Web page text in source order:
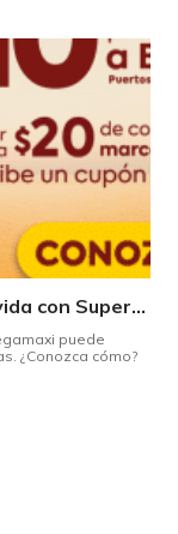
¡Embárquese en la aventura de su vida con Supermaxi!
puede
¿Conozca cómo?